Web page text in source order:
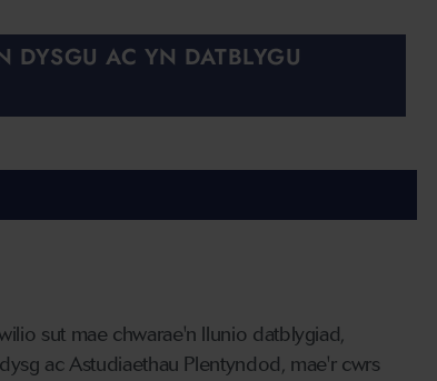
DYSGU AC YN DATBLYGU
sut mae chwarae'n llunio datblygiad,
ac Astudiaethau Plentyndod, mae'r cwrs